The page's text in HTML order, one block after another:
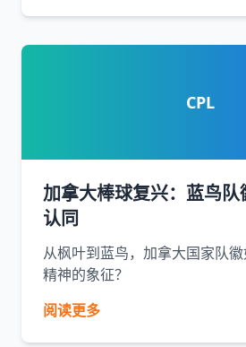
CPL
加拿大棒球复兴：蓝鸟
认同
从枫叶到蓝鸟，加拿大国家队
精神的象征？
阅读更多